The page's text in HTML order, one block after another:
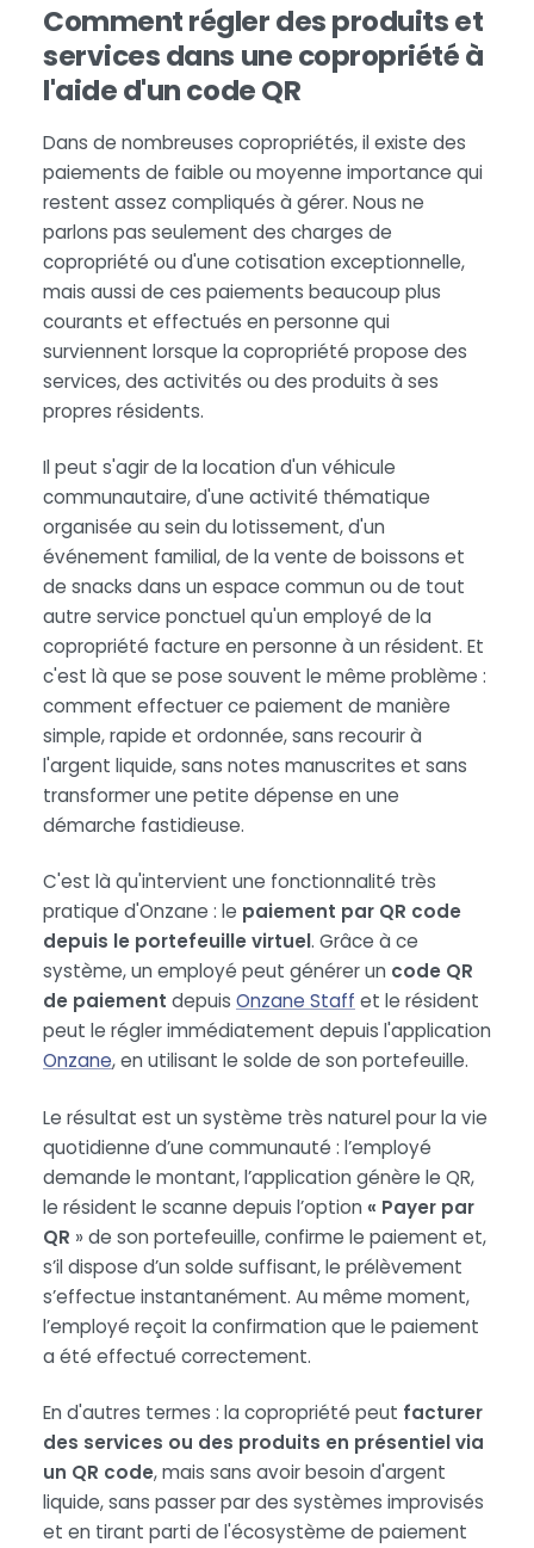
Comment régler des produits et
services dans une copropriété à
l'aide d'un code QR
Dans de nombreuses copropriétés, il existe des
paiements de faible ou moyenne importance qui
restent assez compliqués à gérer. Nous ne
parlons pas seulement des charges de
copropriété ou d'une cotisation exceptionnelle,
mais aussi de ces paiements beaucoup plus
courants et effectués en personne qui
surviennent lorsque la copropriété propose des
services, des activités ou des produits à ses
propres résidents.
Il peut s'agir de la location d'un véhicule
communautaire, d'une activité thématique
organisée au sein du lotissement, d'un
événement familial, de la vente de boissons et
de snacks dans un espace commun ou de tout
autre service ponctuel qu'un employé de la
copropriété facture en personne à un résident. Et
c'est là que se pose souvent le même problème :
comment effectuer ce paiement de manière
simple, rapide et ordonnée, sans recourir à
l'argent liquide, sans notes manuscrites et sans
transformer une petite dépense en une
démarche fastidieuse.
C'est là qu'intervient une fonctionnalité très
pratique d'Onzane : le paiement par QR code
depuis le portefeuille virtuel. Grâce à ce
système, un employé peut générer un code QR
de paiement depuis Onzane Staff et le résident
peut le régler immédiatement depuis l'application
Onzane, en utilisant le solde de son portefeuille.
Le résultat est un système très naturel pour la vie
quotidienne d’une communauté : l’employé
demande le montant, l’application génère le QR,
le résident le scanne depuis l’option « Payer par
QR » de son portefeuille, confirme le paiement et,
s’il dispose d’un solde suffisant, le prélèvement
s’effectue instantanément. Au même moment,
l’employé reçoit la confirmation que le paiement
a été effectué correctement.
En d'autres termes : la copropriété peut facturer
des services ou des produits en présentiel via
un QR code, mais sans avoir besoin d'argent
liquide, sans passer par des systèmes improvisés
et en tirant parti de l'écosystème de paiement